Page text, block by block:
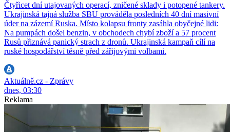
Čtyřicet dní utajovaných operací, zničené sklady i potopené tankery.
Ukrajinská tajná služba SBU prováděla posledních 40 dní masivní
úder na zázemí Ruska. Místo kolapsu fronty zasáhla obyčejné lidi:
Na pumpách došel benzin, v obchodech chybí zboží a 57 procent
Rusů přiznává panický strach z dronů. Ukrajinská kampaň cílí na
ruské hospodářství těsně před zářijovými volbami.
Aktuálně.cz - Zprávy
dnes, 03:30
Reklama